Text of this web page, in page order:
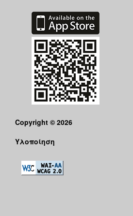
Copyright © 2026
Υλοποίηση